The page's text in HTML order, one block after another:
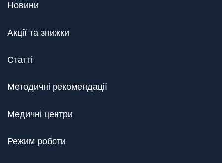
Новини
Акції та знижки
Статті
Методичні рекомендації
Медичні центри
Режим роботи